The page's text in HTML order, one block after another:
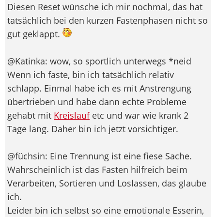
Diesen Reset wünsche ich mir nochmal, das hat
tatsächlich bei den kurzen Fastenphasen nicht so
gut geklappt.
@Katinka: wow, so sportlich unterwegs *neid
Wenn ich faste, bin ich tatsächlich relativ
schlapp. Einmal habe ich es mit Anstrengung
übertrieben und habe dann echte Probleme
gehabt mit Kreislaufetc und war wie krank 2
Tage lang. Daher bin ich jetzt vorsichtiger.
@füchsin: Eine Trennung ist eine fiese Sache.
Wahrscheinlich ist das Fasten hilfreich beim
Verarbeiten, Sortieren und Loslassen, das glaube
ich.
Leider bin ich selbst so eine emotionale Esserin,